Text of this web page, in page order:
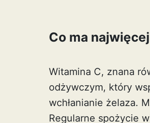
Co ma
Witamina C, znana
odżywczym, który
wchłanianie żelaza.
Regularne spożycie